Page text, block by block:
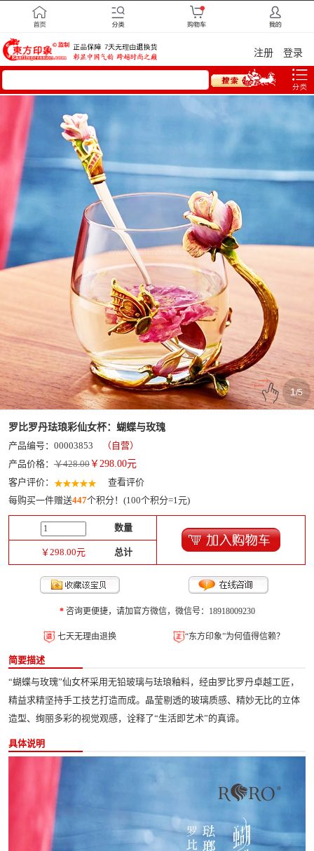
注册 登录
1/5
罗比罗丹珐琅彩仙女杯：蝴蝶与玫瑰
产品编号：00003853
（自营）
产品价格： ￥428.00 ￥ 298.00元
客户评价：
查看评价
每购买一件赠送447个积分！(100个积分=1元)
数量
￥298.00元 总计
*咨询更便捷，请加官方微信，微信号：18918009230
七天无理由退换 “东方印象”为何值得信赖？
简要描述
“蝴蝶与玫瑰”仙女杯采用无铅玻璃与珐琅釉料，经由罗比罗丹卓越工匠，
精益求精坚持手工技艺打造而成。晶莹剔透的玻璃质感、精妙无比的立体
造型、绚丽多彩的视觉观感，诠释了“生活即艺术”的真谛。
具体说明